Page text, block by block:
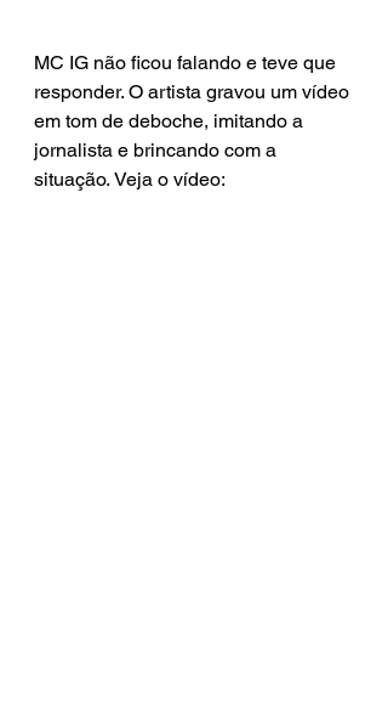
MC IG não ficou falando e teve que
responder. O artista gravou um vídeo
em tom de deboche, imitando a
jornalista e brincando com a
situação. Veja o vídeo: